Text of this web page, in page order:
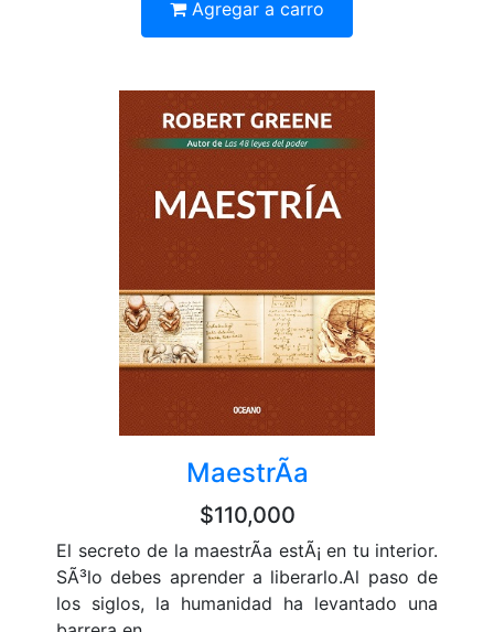
Agregar a carro
MaestrÃ­a
$110,000
El secreto de la maestrÃ­a estÃ¡ en tu interior.
SÃ³lo debes aprender a liberarlo.Al paso de
los siglos, la humanidad ha levantado una